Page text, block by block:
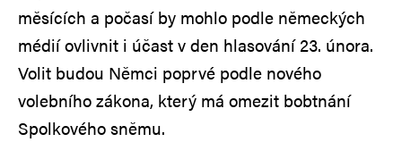
měsících a počasí by mohlo podle německých
médií ovlivnit i účast v den hlasování 23. února.
Volit budou Němci poprvé podle nového
volebního zákona, který má omezit bobtnání
Spolkového sněmu.